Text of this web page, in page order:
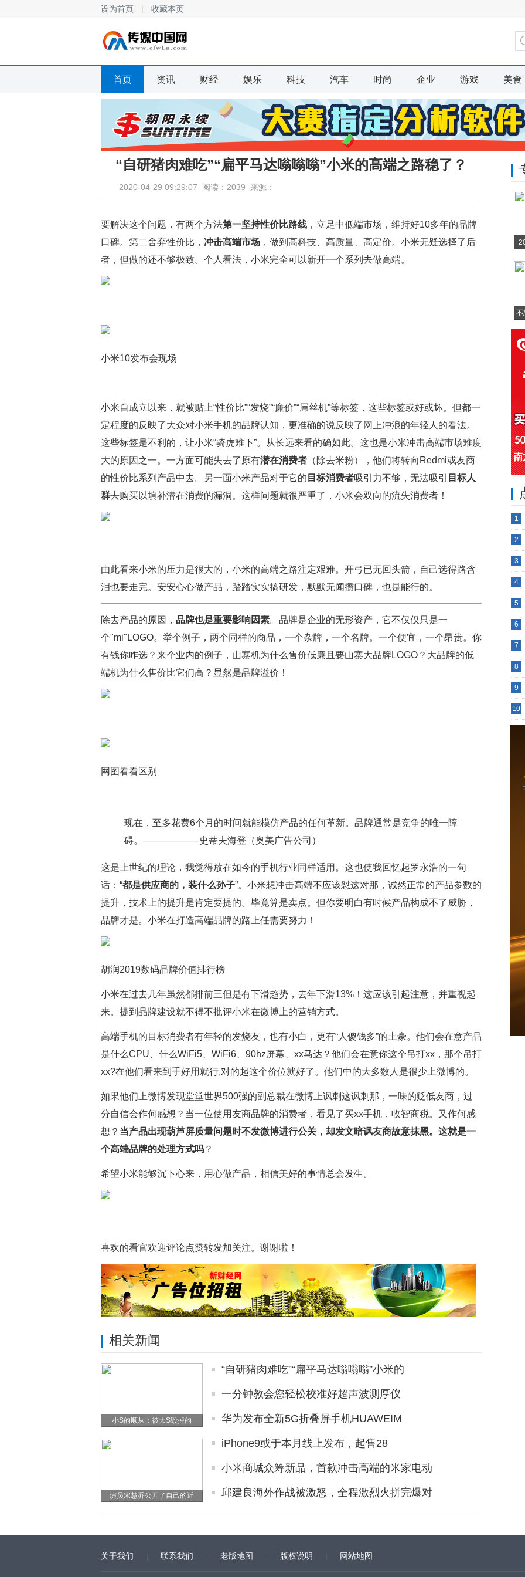
设为首页 收藏本页
首页 资讯 财经 娱乐 科技 汽车 时尚 企业 游戏 美食
“自研猪肉难吃”“扁平马达嗡嗡嗡”小米的高端之路稳了？
2020-04-29 09:29:07 阅读：2039 来源：
要解决这个问题，有两个方法第一坚持性价比路线 ，立足中低端市场，维持好10多年的品牌
口碑。第二舍弃性价比， 冲击高端市场 ，做到高科技、高质量、高定价。小米无疑选择了后
者，但做的还不够极致。个人看法，小米完全可以新开一个系列去做高端。
小米10发布会现场
小米自成立以来，就被贴上“性价比”“发烧”“廉价”“屌丝机”等标签，这些标签或好或坏。但都一
定程度的反映了大众对小米手机的品牌认知，更准确的说反映了网上冲浪的年轻人的看法。
这些标签是不利的，让小米“骑虎难下”。从长远来看的确如此。这也是小米冲击高端市场难度
大的原因之一。一方面可能失去了原有潜在消费者 （除去米粉），他们将转向Redmi或友商
的性价比系列产品中去。另一面小米产品对于它的 目标消费者吸引力不够，无法吸引
目标人
群去购买以填补潜在消费的漏洞。这样问题就很严重了，小米会双向的流失消费者！
由此看来小米的压力是很大的，小米的高端之路注定艰难。开弓已无回头箭，自己选得路含
泪也要走完。安安心心做产品，踏踏实实搞研发，默默无闻攒口碑，也是能行的。
除去产品的原因， 品牌也是重要影响因素。品牌是企业的无形资产，它不仅仅只是一
个"mi"LOGO。举个例子，两个同样的商品，一个杂牌，一个名牌。一个便宜，一个昂贵。你
有钱你咋选？来个业内的例子，山寨机为什么售价低廉且要山寨大品牌LOGO？大品牌的低
端机为什么售价比它们高？显然是品牌溢价！
网图看看区别
现在，至多花费6个月的时间就能模仿产品的任何革新。品牌通常是竞争的唯一障
碍。——————史蒂夫海登（奥美广告公司）
这是上世纪的理论，我觉得放在如今的手机行业同样适用。这也使我回忆起罗永浩的一句
话：“都是供应商的，装什么孙子”。小米想冲击高端不应该怼这对那，诚然正常的产品参数的
提升，技术上的提升是肯定要提的。毕竟算是卖点。但你要明白有时候产品构成不了威胁，
品牌才是。小米在打造高端品牌的路上任需要努力！
胡润2019数码品牌价值排行榜
小米在过去几年虽然都排前三但是有下滑趋势，去年下滑13%！这应该引起注意，并重视起
来。提到品牌建设就不得不批评小米在微博上的营销方式。
高端手机的目标消费者有年轻的发烧友，也有小白，更有“人傻钱多”的土豪。他们会在意产品
是什么CPU、什么WiFi5、WiFi6、90hz屏幕、xx马达？他们会在意你这个吊打xx，那个吊打
xx?在他们看来到手好用就行,对的起这个价位就好了。他们中的大多数人是很少上微博的。
如果他们上微博发现堂堂世界500强的副总裁在微博上讽刺这讽刺那，一味的贬低友商，过
分自信会作何感想？当一位使用友商品牌的消费者，看见了买xx手机，收智商税。又作何感
想？ 当产品出现葫芦屏质量问题时不发微博进行公关，却发文暗讽友商故意抹黑。这就是一
个高端品牌的处理方式吗 ？
希望小米能够沉下心来，用心做产品，相信美好的事情总会发生。
喜欢的看官欢迎评论点赞转发加关注。谢谢啦！
相关新闻
小S的顺从：被大S毁掉的
演员宋慧乔公开了自己的近
“自研猪肉难吃”“扁平马达嗡嗡嗡”小米的
一分钟教会您轻松校准好超声波测厚仪
华为发布全新5G折叠屏手机HUAWEIM
iPhone9或于本月线上发布，起售28
小米商城众筹新品，首款冲击高端的米家电动
邱建良海外作战被激怒，全程激烈火拼完爆对
不
1
2
3
4
5
6
7
8
9
10
关于我们 联系我们 老版地图 版权说明 网站地图